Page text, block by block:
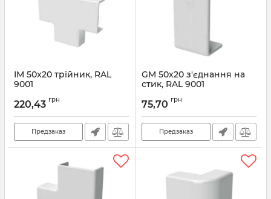
IM 50x20 трійник, RAL
9001
220,43 грн
Предзаказ
GM 50x20 з'єднання на
стик, RAL 9001
75,70 грн
Предзаказ